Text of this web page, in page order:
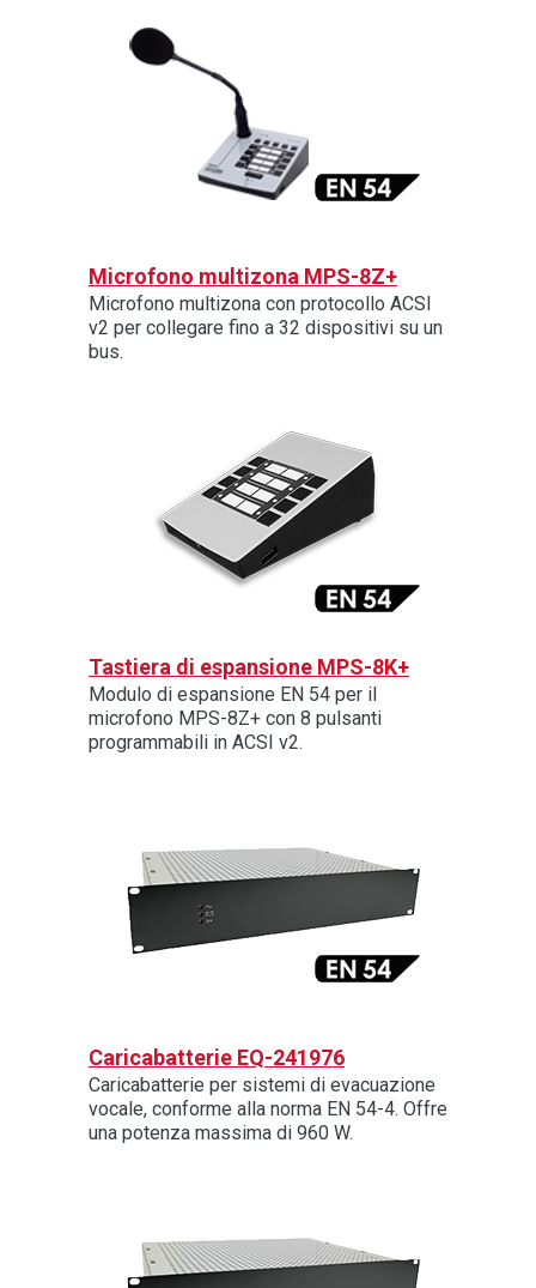
Microfono multizona MPS-8Z+
Microfono multizona con protocollo ACSI
v2 per collegare fino a 32 dispositivi su un
bus.
Tastiera di espansione MPS-8K+
Modulo di espansione EN 54 per il
microfono MPS-8Z+ con 8 pulsanti
programmabili in ACSI v2.
Caricabatterie EQ-241976
Caricabatterie per sistemi di evacuazione
vocale, conforme alla norma EN 54-4. Offre
una potenza massima di 960 W.